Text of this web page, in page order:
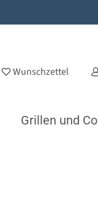
Wunschzettel
Grillen und Co